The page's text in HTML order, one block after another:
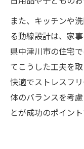
また、キッチンや
る動線設計は、家
県中津川市の住宅
てこうした工夫を
快適でストレスフ
体のバランスを考
とが成功のポイント